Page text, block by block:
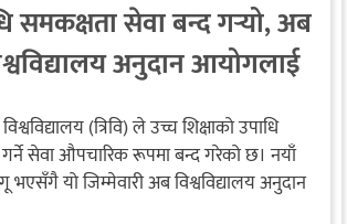
समकक्षता सेवा बन्द गर्‍यो, अब
अनुदान आयोगलाई
(त्रिवि) ले उच्च शिक्षाको उपाधि
गर्ने सेवा औपचारिक रूपमा बन्द गरेको छ। नयाँ
भएसँगै यो जिम्मेवारी अब विश्वविद्यालय अनुदान